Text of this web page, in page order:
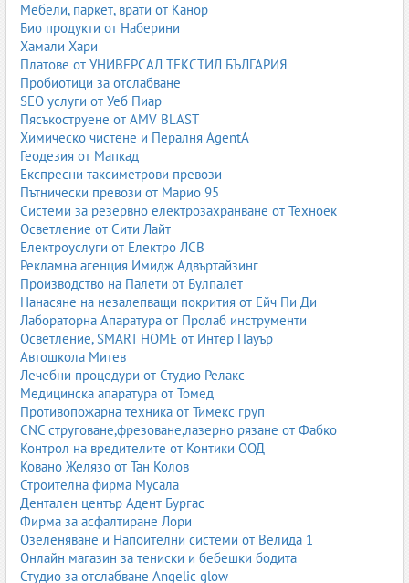
Почистващи препарати Пазарджик
Почистващи препарати Благоевград
Почистващи препарати Видин
Почистващи препарати Кърджали
Почистващи препарати Разград
Почистващи препарати Смолян
Почистващи препарати Търговище
Почистващи препарати Враца
Почистващи препарати Кюстендил
Почистващи препарати Перник
Почистващи препарати Русе
Почистващи препарати Хасково
Почистващи препарати Габрово
Почистващи препарати Ловеч
Почистващи препарати Силистра
Почистващи препарати Шумен
Почистващи препарати Добрич
Почистващи препарати Монтана
Почистващи препарати Сливен
Почистващи препарати Ямбол
Почистващите препаратиса ключов елемент за поддържане
на хигиена в дома, бизнеса и индустрията. В Business.bg ще
откриете производители, вносители и дистрибутори на
универсални препарати, обезмаслители, препарати за баня и
кухня, дезинфектанти, професионални формули за ХоРеКа и
индустриални решения. Тази пилар страница служи като пълно
ръководство за избор, употреба и безопасност при работа с
почистващи препарати.
Открийте почистващи препарати за дома, офиса, хотела или
производството. Разгледайте фирмите в Business.bg и изберете
Мебели, паркет, врати от Канор
Био продукти от Наберини
Хамали Хари
Платове от УНИВЕРСАЛ ТЕКСТИЛ БЪЛГАРИЯ
Пробиотици за отслабване
SEO услуги от Уеб Пиар
Пясъкоструене от AMV BLAST
Химическо чистене и Пералня AgentA
Геодезия от Мапкад
Експресни таксиметрови превози
Пътнически превози от Марио 95
Системи за резервно електрозахранване от Техноек
Осветление от Сити Лайт
Електроуслуги от Електро ЛСВ
Рекламна агенция Имидж Адвъртайзинг
Производство на Палети от Булпалет
Нанасяне на незалепващи покрития от Ейч Пи Ди
Лабораторна Апаратура от Пролаб инструменти
Осветление, SMART HOME от Интер Пауър
Автошкола Митев
Лечебни процедури от Студио Релакс
Медицинска апаратура от Томед
Противопожарна техника от Тимекс груп
CNC струговане,фрезоване,лазерно рязане от Фабко
Контрол на вредителите от Контики ООД
Ковано Желязо от Тан Колов
Строителна фирма Мусала
Дентален център Адент Бургас
Фирма за асфалтиране Лори
Озеленяване и Напоителни системи от Велида 1
Онлайн магазин за тениски и бебешки бодита
Студио за отслабване Angelic glow